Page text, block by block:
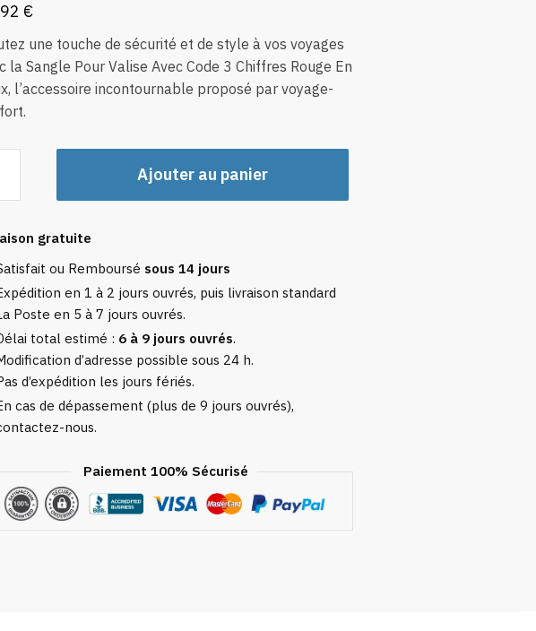
€
une touche de sécurité et de style à vos voyages
la Sangle Pour Valise Avec Code 3 Chiffres Rouge En
l’accessoire incontournable proposé par voyage-
Ajouter au panier
gratuite
ou Remboursé sous 14 jours
en 1 à 2 jours ouvrés, puis livraison standard
Poste en 5 à 7 jours ouvrés.
total estimé : 6 à 9 jours ouvrés.
d’adresse possible sous 24 h.
d’expédition les jours fériés.
cas de dépassement (plus de 9 jours ouvrés),
nous.
Paiement 100% Sécurisé